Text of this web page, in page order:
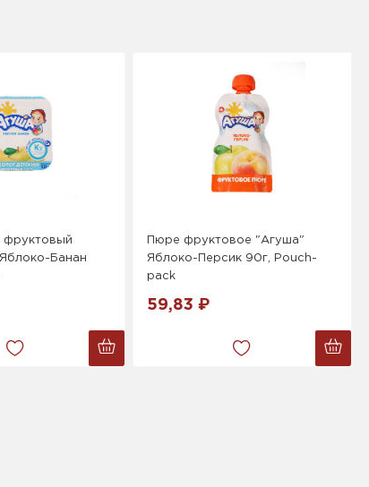
фруктовый
Банан
Пюре фруктовое "Агуша"
Яблоко-Персик 90г, Pouch-
pack
59,83 ₽